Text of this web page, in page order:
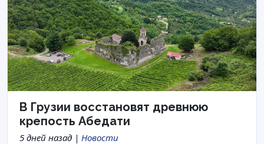
В Грузии восстановят древнюю
крепость Абедати
5 дней назад | Новости